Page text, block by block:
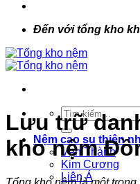
Đến với tổng kho
Tìm
kiếm:
Nệm cao su thiên
Vạn Thành
Kim Cương
Liên Á
Lưu trữ
kho nệm